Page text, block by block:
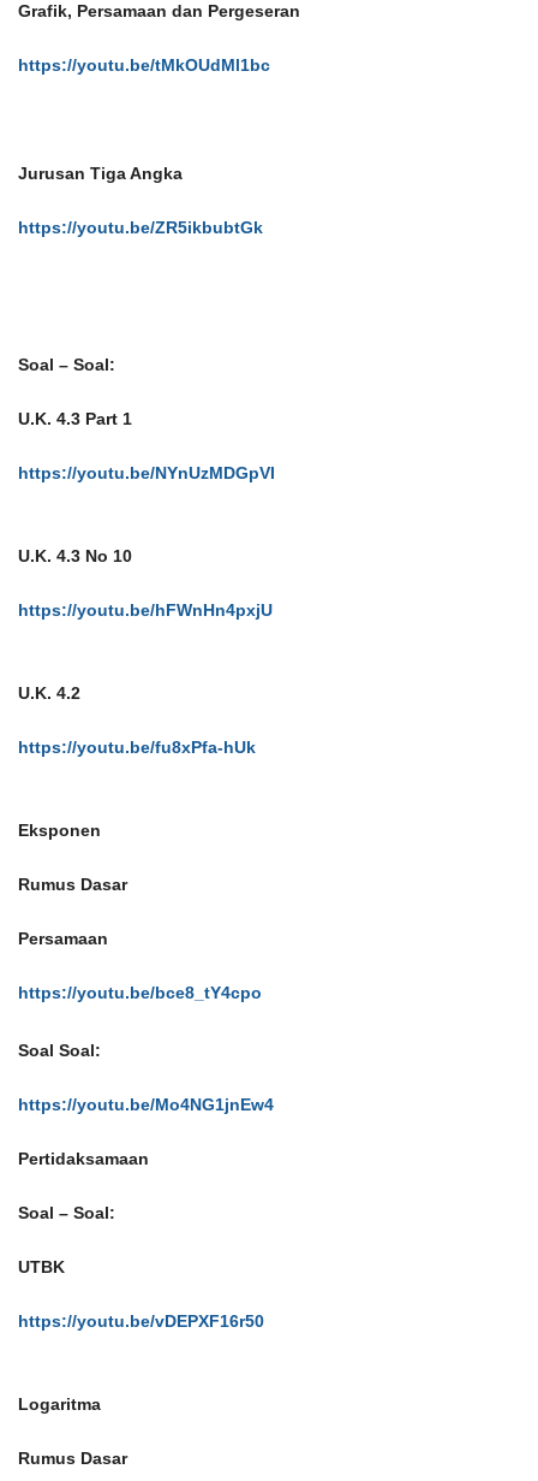
Grafik, Persamaan dan Pergeseran
https://youtu.be/tMkOUdMl1bc
Jurusan Tiga Angka
https://youtu.be/ZR5ikbubtGk
Soal – Soal:
U.K. 4.3 Part 1
https://youtu.be/NYnUzMDGpVI
U.K. 4.3 No 10
https://youtu.be/hFWnHn4pxjU
U.K. 4.2
https://youtu.be/fu8xPfa-hUk
Eksponen
Rumus Dasar
Persamaan
https://youtu.be/bce8_tY4cpo
Soal Soal:
https://youtu.be/Mo4NG1jnEw4
Pertidaksamaan
Soal – Soal:
UTBK
https://youtu.be/vDEPXF16r50
Logaritma
Rumus Dasar